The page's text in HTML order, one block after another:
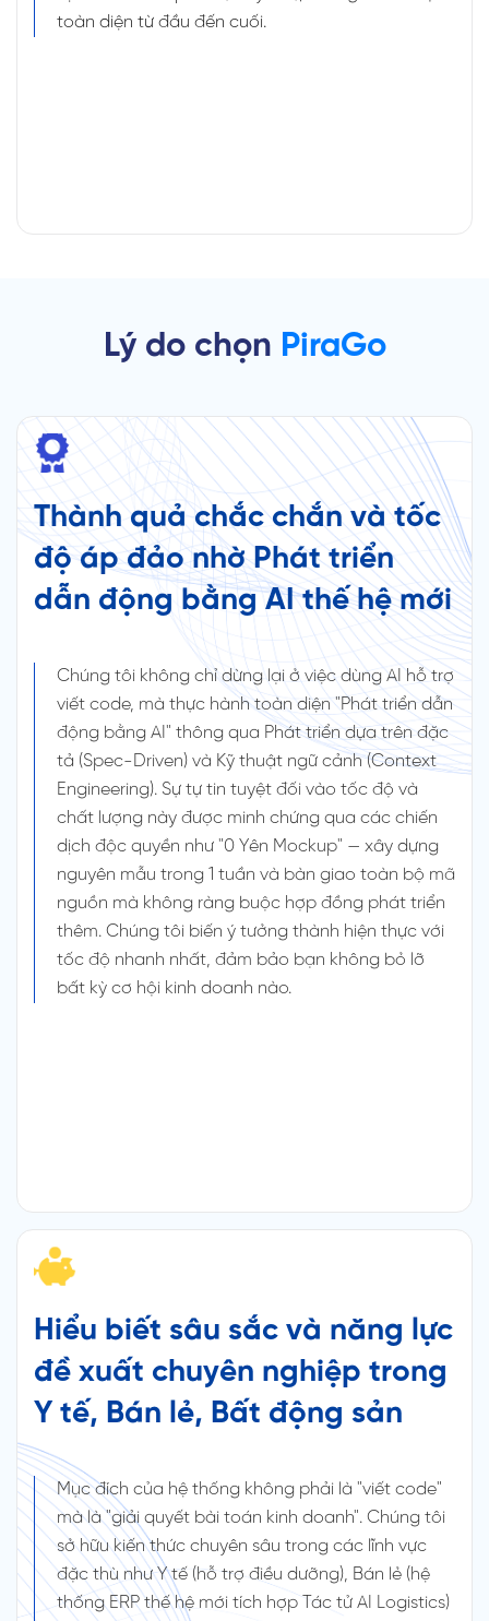
toàn diện từ đầu đến cuối.
Lý do chọn PiraGo
Thành quả chắc chắn và tốc
độ áp đảo nhờ Phát triển
dẫn động bằng AI thế hệ mới
Chúng tôi không chỉ dừng lại ở việc dùng AI hỗ trợ
viết code, mà thực hành toàn diện "Phát triển dẫn
động bằng AI" thông qua Phát triển dựa trên đặc
tả (Spec-Driven) và Kỹ thuật ngữ cảnh (Context
Engineering). Sự tự tin tuyệt đối vào tốc độ và
chất lượng này được minh chứng qua các chiến
dịch độc quyền như "0 Yên Mockup" — xây dựng
nguyên mẫu trong 1 tuần và bàn giao toàn bộ mã
nguồn mà không ràng buộc hợp đồng phát triển
thêm. Chúng tôi biến ý tưởng thành hiện thực với
tốc độ nhanh nhất, đảm bảo bạn không bỏ lỡ
bất kỳ cơ hội kinh doanh nào.
Hiểu biết sâu sắc và năng lực
đề xuất chuyên nghiệp trong
Y tế, Bán lẻ, Bất động sản
Mục đích của hệ thống không phải là "viết code"
mà là "giải quyết bài toán kinh doanh". Chúng tôi
sở hữu kiến thức chuyên sâu trong các lĩnh vực
đặc thù như Y tế (hỗ trợ điều dưỡng), Bán lẻ (hệ
thống ERP thế hệ mới tích hợp Tác tử AI Logistics)